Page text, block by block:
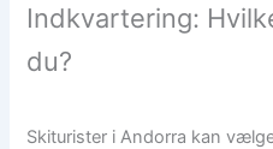
Indkvartering:
du?
Skiturister i Andorra kan